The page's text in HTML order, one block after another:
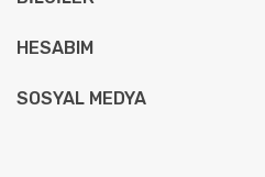
HESABIM
SOSYAL MEDYA